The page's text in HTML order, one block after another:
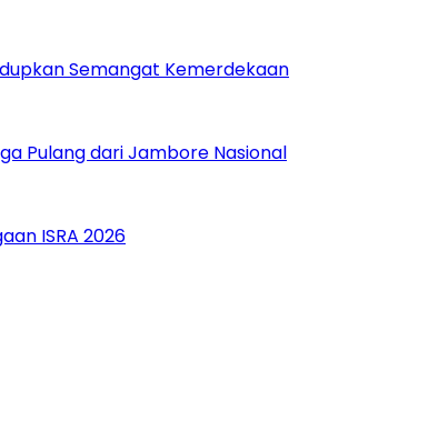
Semangat Kemerdekaan
Pulang dari Jambore Nasional
ISRA 2026